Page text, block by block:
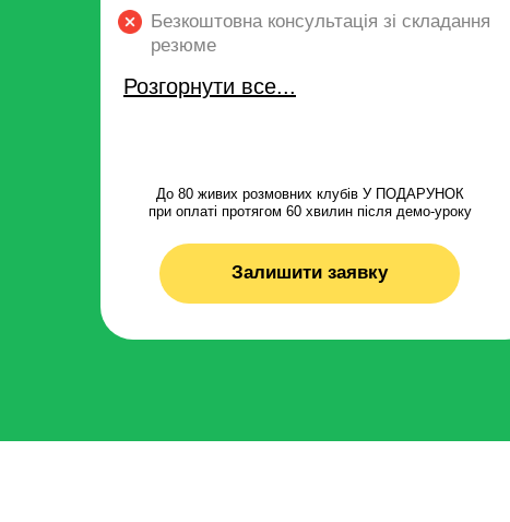
Безкоштовна консультація зі складання
резюме
До 80 живих розмовних клубів У ПОДАРУНОК
при оплаті протягом 60 хвилин після демо-уроку
Залишити заявку
Розгорнути все...